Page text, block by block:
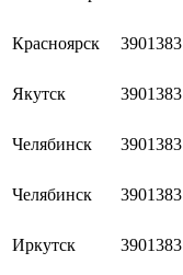
Красноярск 3901383
Якутск 3901383
Челябинск 3901383
Челябинск 3901383
Иркутск 3901383